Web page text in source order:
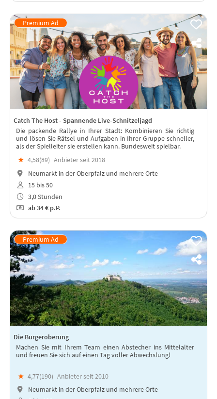
Catch The Host - Spannende Live-Schnitzeljagd
Die packende Rallye in Ihrer Stadt: Kombinieren Sie richtig
und lösen Sie Rätsel und Aufgaben in Ihrer Gruppe schneller,
als der Spielleiter sie erstellen kann. Bundesweit spielbar.
★ 4,58(89) Anbieter seit 2018
Neumarkt in der Oberpfalz und mehrere Orte
15 bis 50
3,0 Stunden
ab34 € p.P.
Die Burgeroberung
Machen Sie mit Ihrem Team einen Abstecher ins Mittelalter
und freuen Sie sich auf einen Tag voller Abwechslung!
★ 4,77(190) Anbieter seit 2010
Neumarkt in der Oberpfalz und mehrere Orte